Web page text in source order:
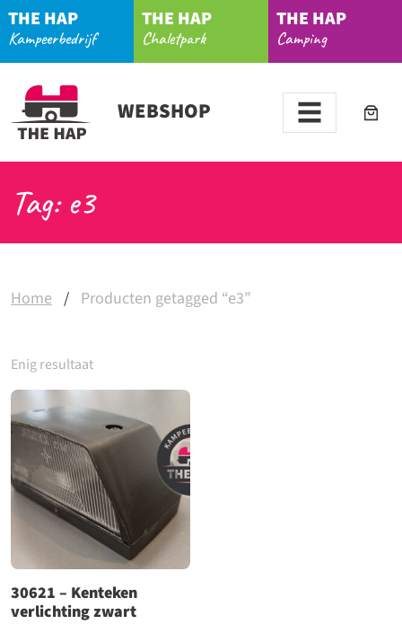
THE HAP
Kampeerbedrijf
THE HAP
Chaletpark
THE HAP
Camping
WEBSHOP
Tag: e3
Home / Producten getagged “e3”
Enig resultaat
30621 – Kenteken
verlichting zwart